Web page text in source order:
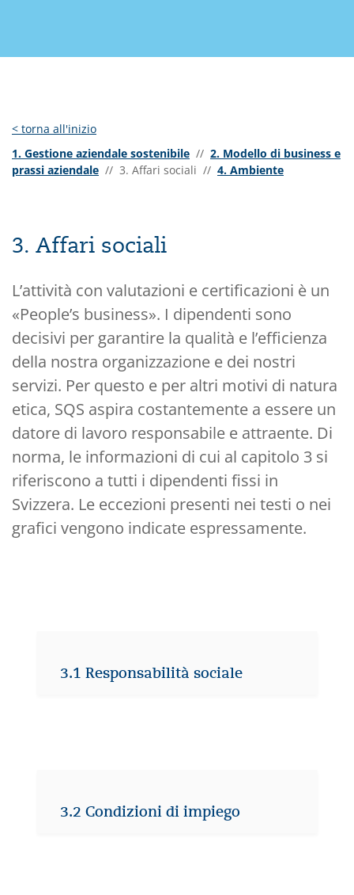
< torna all'inizio
1. Gestione aziendale sostenibile // 2. Modello di business e
prassi aziendale // 3. Affari sociali // 4. Ambiente
3. Affari sociali
L’attività con valutazioni e certificazioni è un
«People’s business». I dipendenti sono
decisivi per garantire la qualità e l’efficienza
della nostra organizzazione e dei nostri
servizi. Per questo e per altri motivi di natura
etica, SQS aspira costantemente a essere un
datore di lavoro responsabile e attraente. Di
norma, le informazioni di cui al capitolo 3 si
riferiscono a tutti i dipendenti fissi in
Svizzera. Le eccezioni presenti nei testi o nei
grafici vengono indicate espressamente.
3.1 Responsabilità sociale
3.2 Condizioni di impiego